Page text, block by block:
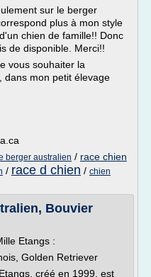
sur le berger
plus à mon style
chien de famille!! Donc
de disponible. Merci!!
vous souhaiter la
dans mon petit élevage
berger australien / race chien
/ race d chien / chien
Bouvier
Etangs :
Golden Retriever
créé en 1999, est